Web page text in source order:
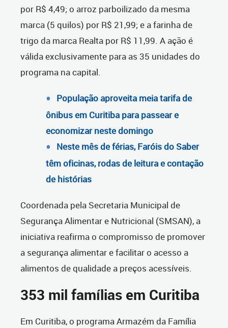
por R$ 4,49; o arroz parboilizado da mesma
marca (5 quilos) por R$ 21,99; e a farinha de
trigo da marca Realta por R$ 11,99. A ação é
válida exclusivamente para as 35 unidades do
programa na capital.
População aproveita meia tarifa de
ônibus em Curitiba para passear e
economizar neste domingo
Neste mês de férias, Faróis do Saber
têm oficinas, rodas de leitura e contação
de histórias
Coordenada pela Secretaria Municipal de
Segurança Alimentar e Nutricional (SMSAN), a
iniciativa reafirma o compromisso de promover
a segurança alimentar e facilitar o acesso a
alimentos de qualidade a preços acessíveis.
353 mil famílias em Curitiba
Em Curitiba, o programa Armazém da Família